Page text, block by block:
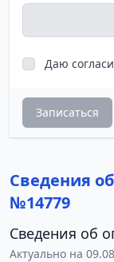
Даю
Записаться
Сведения
№14779
Сведения об
Актуально на